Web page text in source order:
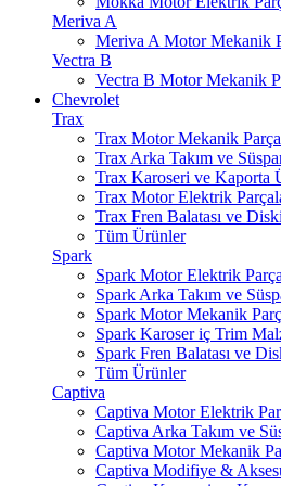
Meriva A
Meriva A Motor Mekanik
Vectra B
Vectra B Motor Mekanik
Chevrolet
Trax
Trax Motor Mekanik
Trax Arka Takım ve
Trax Karoseri ve Kaporta
Trax Motor Elektrik
Trax Fren Balatası ve Diski
Tüm Ürünler
Spark
Spark Motor Elektrik
Spark Arka Takım ve
Spark Motor Mekanik
Spark Karoser iç Trim
Spark Fren Balatası ve
Tüm Ürünler
Captiva
Captiva Motor Elektrik
Captiva Arka Takım ve
Captiva Motor Mekanik
Captiva Modifiye &